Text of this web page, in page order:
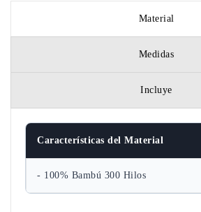
Material
Medidas
Incluye
Características del Material
- 100% Bambú 300 Hilos